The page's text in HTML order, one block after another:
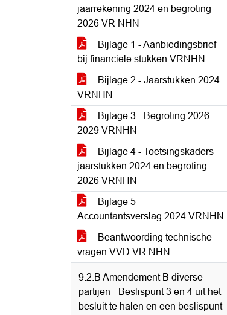
jaarrekening 2024 en begroting
2026 VR NHN
Bijlage 1 - Aanbiedingsbrief
bij financiële stukken VRNHN
Bijlage 2 - Jaarstukken 2024
VRNHN
Bijlage 3 - Begroting 2026-
2029 VRNHN
Bijlage 4 - Toetsingskaders
jaarstukken 2024 en begroting
2026 VRNHN
Bijlage 5 -
Accountantsverslag 2024 VRNHN
Beantwoording technische
vragen VVD VR NHN
9.2.B Amendement B diverse
partijen - Beslispunt 3 en 4 uit het
besluit te halen en een beslispunt